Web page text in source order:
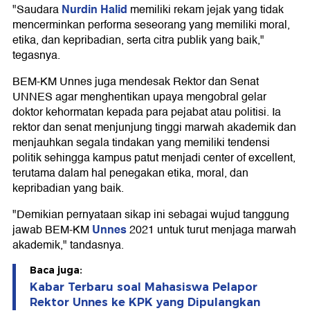
"SaudaraNurdin Halid memiliki rekam jejak yang tidak
mencerminkan performa seseorang yang memiliki moral,
etika, dan kepribadian, serta citra publik yang baik,"
tegasnya.
BEM-KM Unnes juga mendesak Rektor dan Senat
UNNES agar menghentikan upaya mengobral gelar
doktor kehormatan kepada para pejabat atau politisi. Ia
rektor dan senat menjunjung tinggi marwah akademik dan
menjauhkan segala tindakan yang memiliki tendensi
politik sehingga kampus patut menjadi center of excellent,
terutama dalam hal penegakan etika, moral, dan
kepribadian yang baik.
"Demikian pernyataan sikap ini sebagai wujud tanggung
jawab BEM-KMUnnes2021 untuk turut menjaga marwah
akademik," tandasnya.
Baca juga:
Kabar Terbaru soal Mahasiswa Pelapor
Rektor Unnes ke KPK yang Dipulangkan